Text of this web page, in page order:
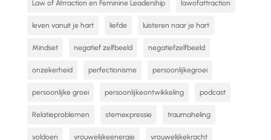
Law of Atrraction en Feminine Leadership lawofattraction
leven vanuit je hart liefde luisteren naar je hart
Mindset negatief zelfbeeld negatiefzelfbeeld
onzekerheid perfectionisme persoonlijkegroei
persoonlijke groei persoonlijkeontwikkeling podcast
Relatieproblemen stemexpressie traumaheling
voldoen vrouwelijkeenergie vrouwelijkekracht